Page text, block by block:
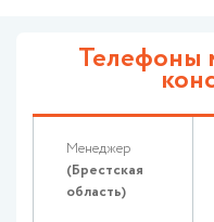
Телефоны
Менеджер
(Брестская
область)